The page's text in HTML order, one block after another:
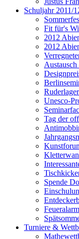
Schuljahr 2011/
Fit für's
2012
2012
Unesco-
Tag der
Spende
Feueralarm
Turniere &